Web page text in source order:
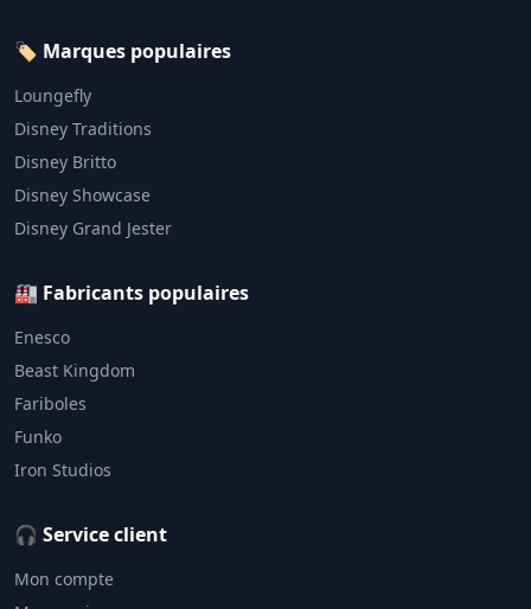
🏷️ Marques populaires
Loungefly
Disney Traditions
Disney Britto
Disney Showcase
Disney Grand Jester
🏭 Fabricants populaires
Enesco
Beast Kingdom
Fariboles
Funko
Iron Studios
🎧 Service client
Mon compte